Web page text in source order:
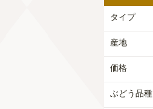
タイプ
産地
価格
ぶどう品種